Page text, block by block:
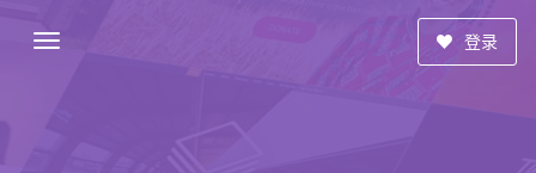
登录